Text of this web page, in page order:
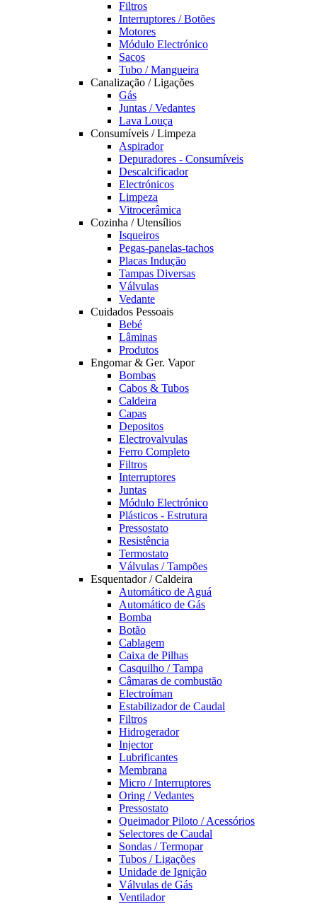
Filtros
Interruptores / Botões
Motores
Módulo Electrónico
Sacos
Tubo / Mangueira
Canalização / Ligações
Gás
Juntas / Vedantes
Lava Louça
Consumíveis / Limpeza
Aspirador
Depuradores - Consumíveis
Descalcificador
Electrónicos
Limpeza
Vitrocerâmica
Cozinha / Utensílios
Isqueiros
Pegas-panelas-tachos
Placas Indução
Tampas Diversas
Válvulas
Vedante
Cuidados Pessoais
Bebé
Lâminas
Produtos
Engomar & Ger. Vapor
Bombas
Cabos & Tubos
Caldeira
Capas
Depositos
Electrovalvulas
Ferro Completo
Filtros
Interruptores
Juntas
Módulo Electrónico
Plásticos - Estrutura
Pressostato
Resistência
Termostato
Válvulas / Tampões
Esquentador / Caldeira
Automático de Aguá
Automático de Gás
Bomba
Botão
Cablagem
Caixa de Pilhas
Casquilho / Tampa
Câmaras de combustão
Electroíman
Estabilizador de Caudal
Filtros
Hidrogerador
Injector
Lubrificantes
Membrana
Micro / Interruptores
Oring / Vedantes
Pressostato
Queimador Piloto / Acessórios
Selectores de Caudal
Sondas / Termopar
Tubos / Ligações
Unidade de Ignição
Válvulas de Gás
Ventilador